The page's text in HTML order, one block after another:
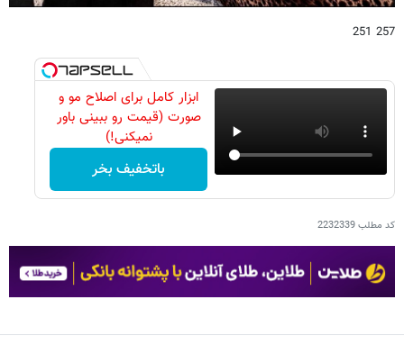
257 251
ابزار کامل برای اصلاح مو و
صورت (قیمت رو ببینی باور
نمیکنی!)
باتخفیف بخر
کد مطلب2232339